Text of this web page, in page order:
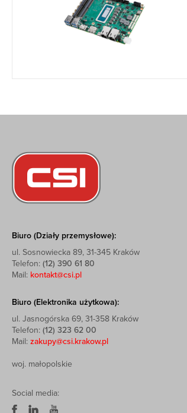
Biuro (Działy przemysłowe):
ul. Sosnowiecka 89, 31-345 Kraków
Telefon: (12) 390 61 80
Mail: kontakt@csi.pl
Biuro (Elektronika użytkowa):
ul. Jasnogórska 69, 31-358 Kraków
Telefon: (12) 323 62 00
Mail: zakupy@csi.krakow.pl
woj. małopolskie
Social media: